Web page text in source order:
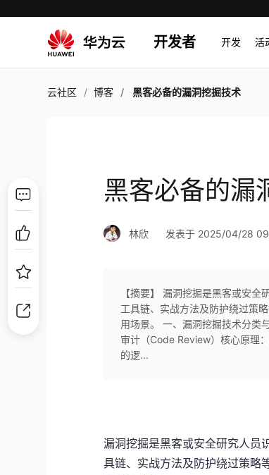
开发者 开发 活
云社区 博客 黑客必备的漏洞挖掘技术
黑客必备的漏
林欣 发表于 2025/04/28
【摘要】 漏洞挖掘是黑客或安全
工具链、实战方法及防护绕过策
用场景。 一、漏洞挖掘技术分类
审计（Code Review）核心原理
的逻...
漏洞挖掘是黑客或安全研究人员
具链、实战方法及防护绕过策略